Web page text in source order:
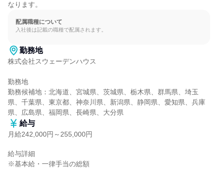
なります。
配属職種について
入社後は記載の職種で配属されます。
勤務地
株式会社スウェーデンハウス
勤務地
勤務候補地：北海道、宮城県、茨城県、栃木県、群馬県、埼玉
県、千葉県、東京都、神奈川県、新潟県、静岡県、愛知県、兵庫
県、広島県、福岡県、長崎県、大分県
給与
月給242,000円～255,000円
給与詳細
※基本給・一律手当の総額